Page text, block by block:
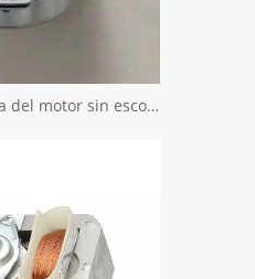
Aplicación y ventaja del motor sin escobillas